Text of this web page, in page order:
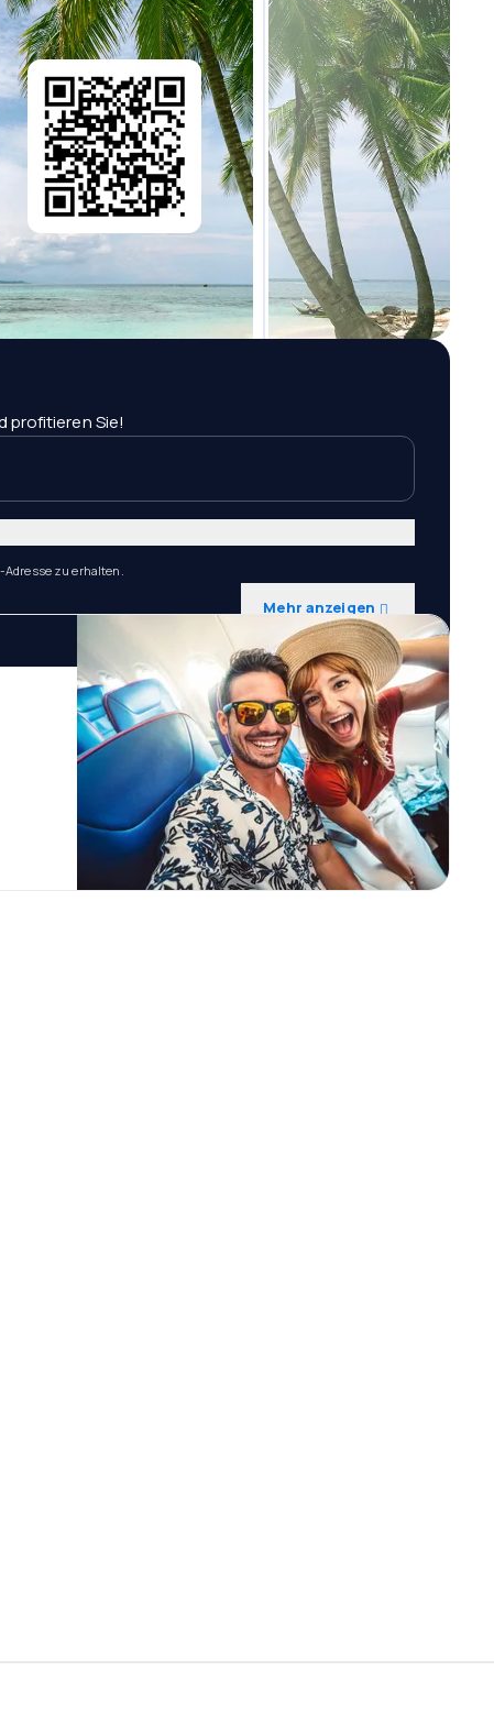
profitieren Sie!
Adresse zu erhalten.
Mehr anzeigen